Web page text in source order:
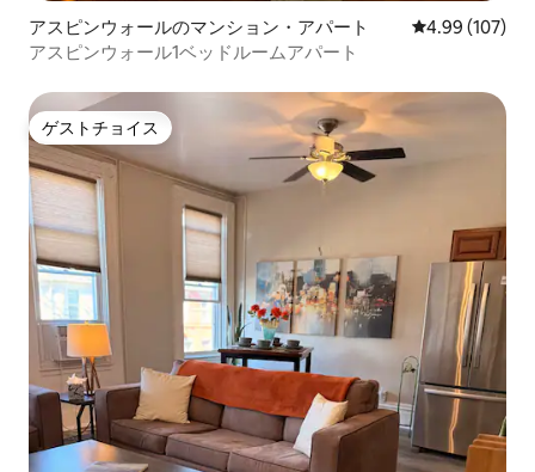
アスピンウォールのマンション・アパート レビュー107
4.99 (107)
アスピンウォール1ベッドルームアパート
ゲストチョイス
ゲストチョイス